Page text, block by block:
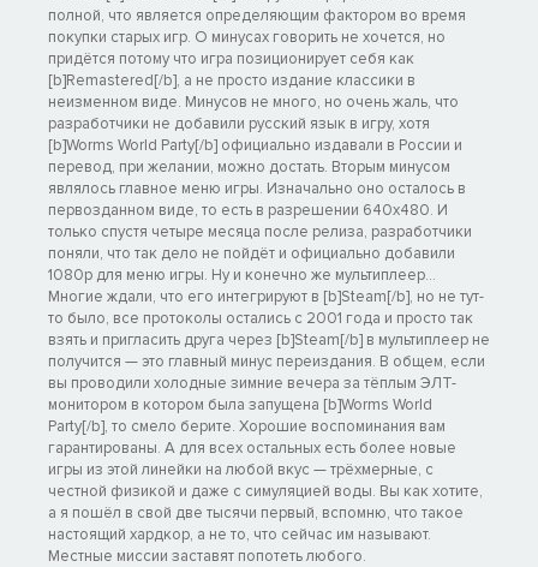
полной, что является определяющим фактором во время
покупки старых игр. О минусах говорить не хочется, но
придётся потому что игра позиционирует себя как
[b]Remastered[/b], а не просто издание классики в
неизменном виде. Минусов не много, но очень жаль, что
разработчики не добавили русский язык в игру, хотя
[b]Worms World Party[/b] официально издавали в России и
перевод, при желании, можно достать. Вторым минусом
являлось главное меню игры. Изначально оно осталось в
первозданном виде, то есть в разрешении 640х480. И
только спустя четыре месяца после релиза, разработчики
поняли, что так дело не пойдёт и официально добавили
1080p для меню игры. Ну и конечно же мультиплеер...
Многие ждали, что его интегрируют в [b]Steam[/b], но не тут-
то было, все протоколы остались с 2001 года и просто так
взять и пригласить друга через [b]Steam[/b] в мультиплеер не
получится — это главный минус переиздания. В общем, если
вы проводили холодные зимние вечера за тёплым ЭЛТ-
монитором в котором была запущена [b]Worms World
Party[/b], то смело берите. Хорошие воспоминания вам
гарантированы. А для всех остальных есть более новые
игры из этой линейки на любой вкус — трёхмерные, с
честной физикой и даже с симуляцией воды. Вы как хотите,
а я пошёл в свой две тысячи первый, вспомню, что такое
настоящий хардкор, а не то, что сейчас им называют.
Местные миссии заставят попотеть любого.